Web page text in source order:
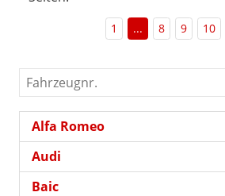
1 ... 8 9 10
Fahrzeugnr.
Alfa Romeo
Audi
Baic